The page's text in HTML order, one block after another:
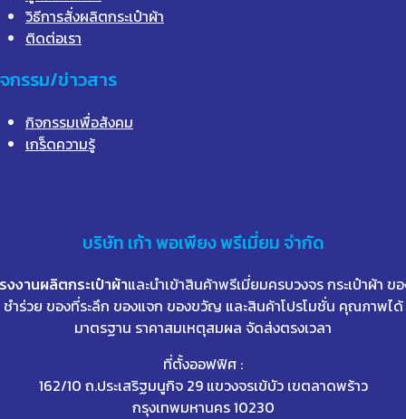
วิธีการสั่งผลิตกระเป๋าผ้า
ติดต่อเรา
กรรม/ข่าวสาร
กิจกรรมเพื่อสังคม
เกร็ดความรู้
บริษัท เก้าพอเพียง พรีเมี่ยม จำกัด
งงานผลิตกระเป๋าผ้าและนำเข้าสินค้าพรีเมี่ยมครบวงจร กระเป๋าผ้า ข
ชำร่วย ของที่ระลึก ของแจก ของขวัญ และสินค้าโปรโมชั่น คุณภาพได้
มาตรฐาน ราคาสมเหตุสมผล จัดส่งตรงเวลา
ที่ตั้งออฟฟิศ :
162/10 ถ.ประเสริฐมนูกิจ 29 แขวงจรเข้บัว เขตลาดพร้าว
กรุงเทพมหานคร 10230